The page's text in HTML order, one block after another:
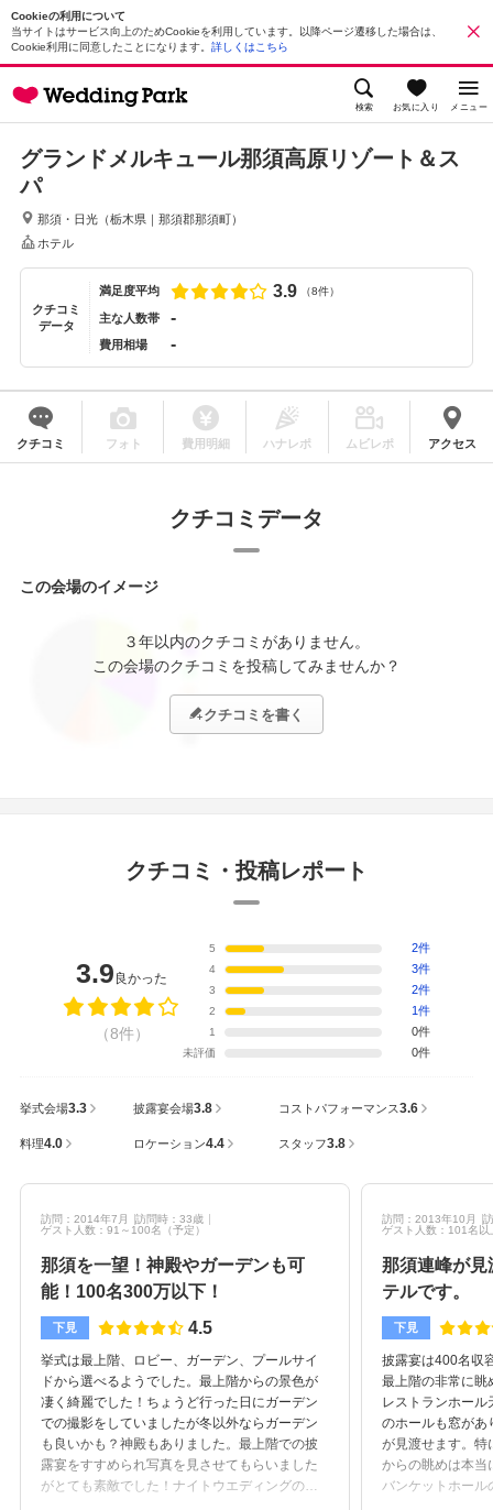
Cookieの利用について
当サイトはサービス向上のためCookieを利用しています。以降ページ遷移した場合は、
Cookie利用に同意したことになります。 詳しくはこちら
検索 お気に入り メニュー
グランドメルキュール那須高原リゾート＆ス
パ
那須・日光 （栃木県 ｜ 那須郡那須町）
ホテル
クチコミ
データ
満足度平均 3.9 （8件）
主な人数帯 -
費用相場 -
クチコミ フォト 費用明細 ハナレポ ムビレポ アクセス
クチコミデータ
この会場のイメージ
３年以内のクチコミがありません。
この会場のクチコミを投稿してみませんか？
クチコミを書く
クチコミ・投稿レポート
3.9 良かった
（8件）
5 2件
4 3件
3 2件
2 1件
1 0件
未評価 0件
挙式会場3.3 披露宴会場3.8 コストパフォーマンス3.6
料理4.0 ロケーション4.4 スタッフ3.8
訪問：2014年7月
訪問時：33歳
ゲスト人数：91～100名 （予定）
那須を一望！神殿やガーデンも可
能！100名300万以下！
下見 4.5
挙式は最上階、ロビー、ガーデン、プールサイ
ドから選べるようでした。最上階からの景色が
凄く綺麗でした！ちょうど行った日にガーデン
での撮影をしていましたが冬以外ならガーデン
も良いかも？神殿もありました。最上階での披
露宴をすすめられ写真を見させてもらいました
がとても素敵でした！ナイトウエディングの写
訪問：2013年10月
ゲスト人数：101名以
那須連峰が見
テルです。
下見
披露宴は400名収
最上階の非常に眺
レストランホール
のホールも窓があ
が見渡せます。特
からの眺めは本当
バンケットホール